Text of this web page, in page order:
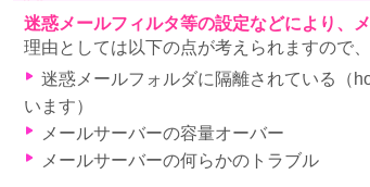
迷惑メールフィルタ等の設定などにより、
理由としては以下の点が考えられますので
迷惑メールフォルダに隔離されている（
います）
メールサーバーの容量オーバー
メールサーバーの何らかのトラブル